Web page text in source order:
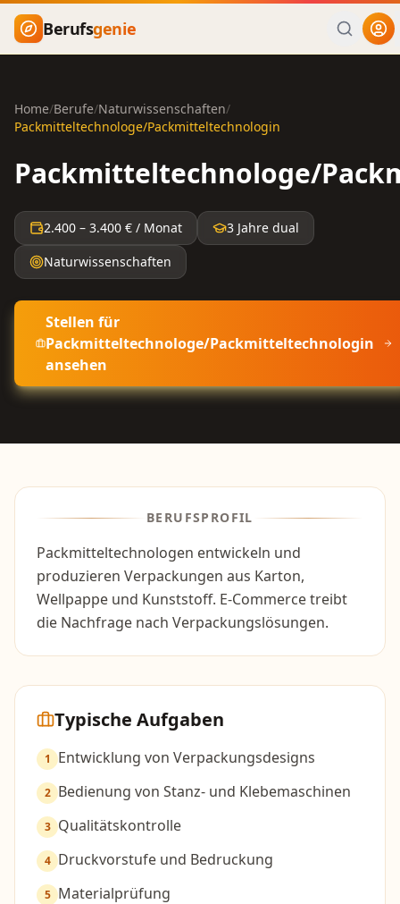
Zum Hauptinhalt springen
Berufsgenie
Home/Berufe/Naturwissenschaften/
Packmitteltechnologe/Packmitteltechnologin
Packmitteltechnologe/
2.400 – 3.400 € / Monat
3 Jahre dual
Naturwissenschaften
Stellen für
Packmitteltechnologe/Packmitteltechnologin
ansehen
BERUFSPROFIL
Packmitteltechnologen entwickeln und
produzieren Verpackungen aus Karton,
Wellpappe und Kunststoff. E-Commerce treibt
die Nachfrage nach Verpackungslösungen.
Typische Aufgaben
1 Entwicklung von Verpackungsdesigns
2 Bedienung von Stanz- und Klebemaschinen
3 Qualitätskontrolle
4 Druckvorstufe und Bedruckung
5 Materialprüfung